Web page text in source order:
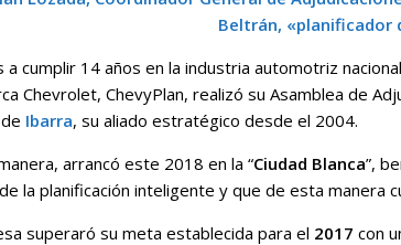
Beltrán, «planificador
a cumplir 14 años en la industria automotriz
Chevrolet, ChevyPlan, realizó su Asamblea de
Ibarra, su aliado estratégico desde el 2004.
arrancó este 2018 en la “Ciudad Blanca”,
la planificación inteligente y que de esta manera
superaró su meta establecida para el 2017 con